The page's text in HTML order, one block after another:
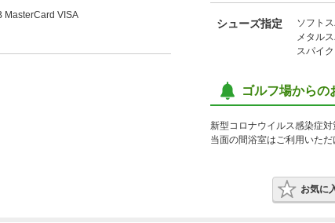
MasterCard VISA
シューズ指定
ソフト
メタル
スパイ
ゴルフ場からの
新型コロナウイルス感染症対
当面の間浴室はご利用いただ
お気に